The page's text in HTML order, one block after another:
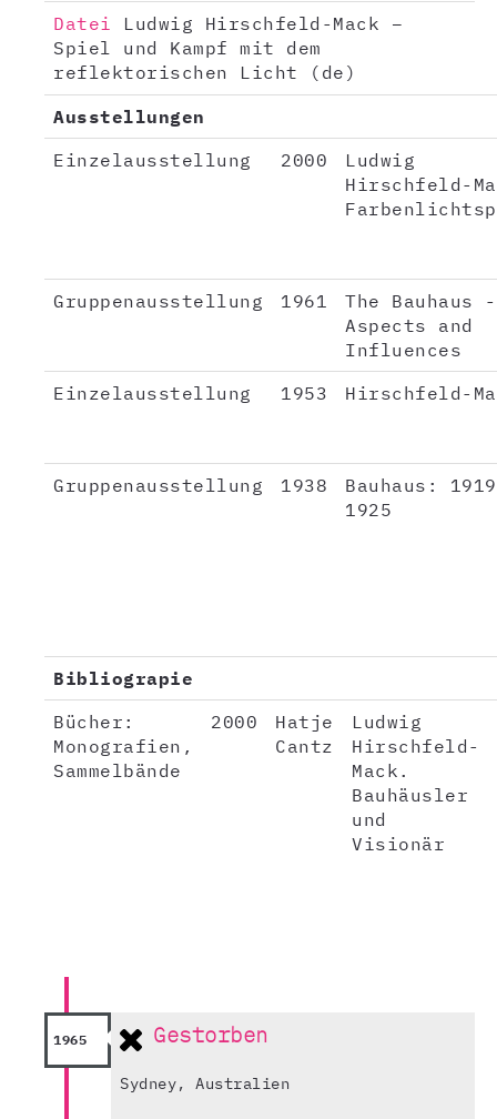
Datei Ludwig Hirschfeld-Mack –
Spiel und Kampf mit dem
reflektorischen Licht (de)
Ausstellungen
Einzelausstellung
2000
Ludwig
Hirschfeld-
Gruppenausstellung 1961
The Bauhaus -
Aspects and
Influences
Einzelausstellung
1953 Hirschfeld-
Gruppenausstellung 1938
Bauhaus:
1925
Bibliograpie
Bücher:
Monografien,
Sammelbände
2000
Hatje
Cantz
Ludwig
Hirschfeld-
Mack.
Bauhäusler
und
Visionär
1965 Gestorben
Sydney, Australien